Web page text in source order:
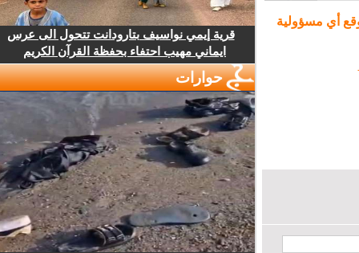
أي مسؤولية
قرية إيمي نواسيف بتارودانت تتحول الى عرس
ايماني مهيب احتفاء بحفظة القرآن الكريم
حوارات